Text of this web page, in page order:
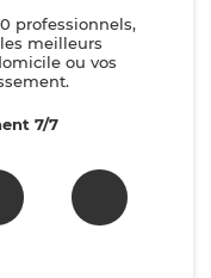
professionnels,
meilleurs
ou vos
7/7